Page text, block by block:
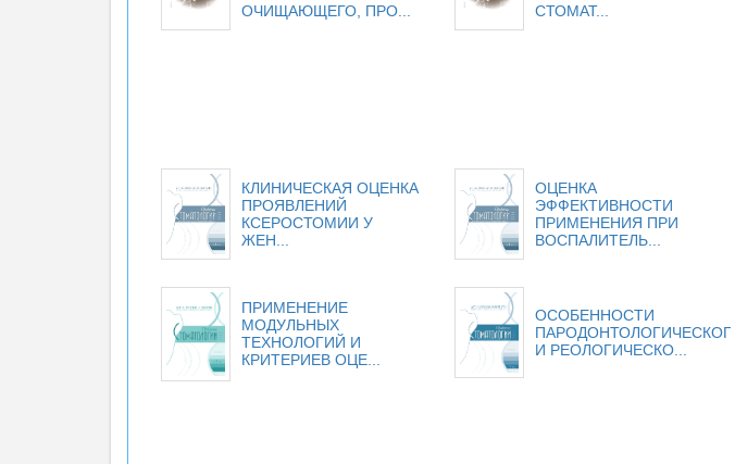
ОЧИЩАЮЩЕГО, ПРО...
СТОМАТ...
КЛИНИЧЕСКАЯ ОЦЕНКА
ПРОЯВЛЕНИЙ
КСЕРОСТОМИИ У
ЖЕН...
ОЦЕНКА
ЭФФЕКТИВНОСТИ
ПРИМЕНЕНИЯ ПРИ
ВОСПАЛИТЕЛЬ...
ПРИМЕНЕНИЕ
МОДУЛЬНЫХ
ТЕХНОЛОГИЙ И
КРИТЕРИЕВ ОЦЕ...
ОСОБЕННОСТИ
ПАРОДОНТОЛОГИЧЕСКОГО
И РЕОЛОГИЧЕСКО...